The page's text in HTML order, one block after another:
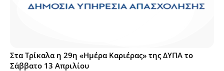
Στα Τρίκαλα η 29η «Ημέρα Καριέρας» της ΔΥΠΑ το
Σάββατο 13 Απριλίου